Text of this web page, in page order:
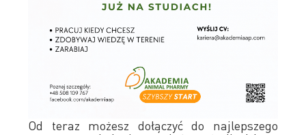
Od teraz możesz dołączyć do najlepszego